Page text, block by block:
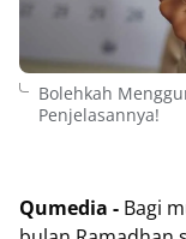
Bolehkah
Penjelasannya!
Qumedia - Bagi